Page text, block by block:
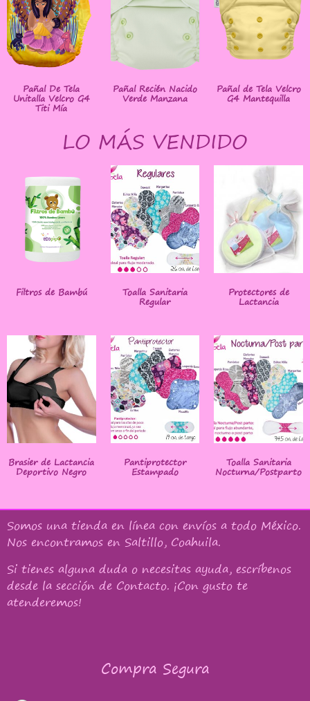
Pañal De Tela
Unitalla Velcro G4
Titi Mía
Pañal Recién Nacido
Verde Manzana
Pañal de Tela Velcro
G4 Mantequilla
LO MÁS VENDIDO
Filtros de Bambú Toalla Sanitaria
Regular
Protectores de
Lactancia
Brasier de Lactancia
Deportivo Negro
Pantiprotector
Estampado
Toalla Sanitaria
Nocturna/Postparto
Somos una tienda en línea con envíos a todo México.
Nos encontramos en Saltillo, Coahuila.
Si tienes alguna duda o necesitas ayuda, escríbenos
desde la sección de Contacto. ¡Con gusto te
atenderemos!
Compra Segura